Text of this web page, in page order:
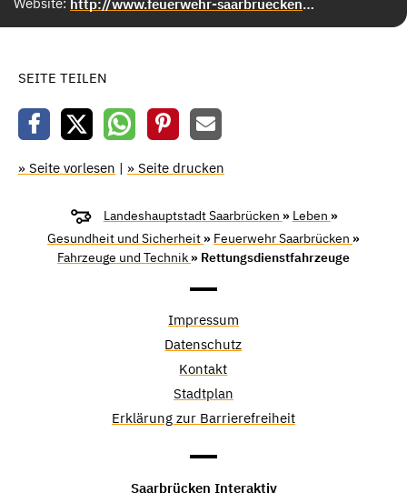
http://www.feuerwehr-saarbruecken.de
SEITE TEILEN
» Seite vorlesen | » Seite drucken
Landeshauptstadt Saarbrücken » Leben »
Gesundheit und Sicherheit » Feuerwehr Saarbrücken »
Fahrzeuge und Technik » Rettungsdienstfahrzeuge
Impressum
Datenschutz
Kontakt
Stadtplan
Erklärung zur Barrierefreiheit
Saarbrücken Interaktiv